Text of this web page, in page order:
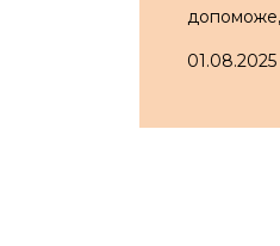
01.08.2025